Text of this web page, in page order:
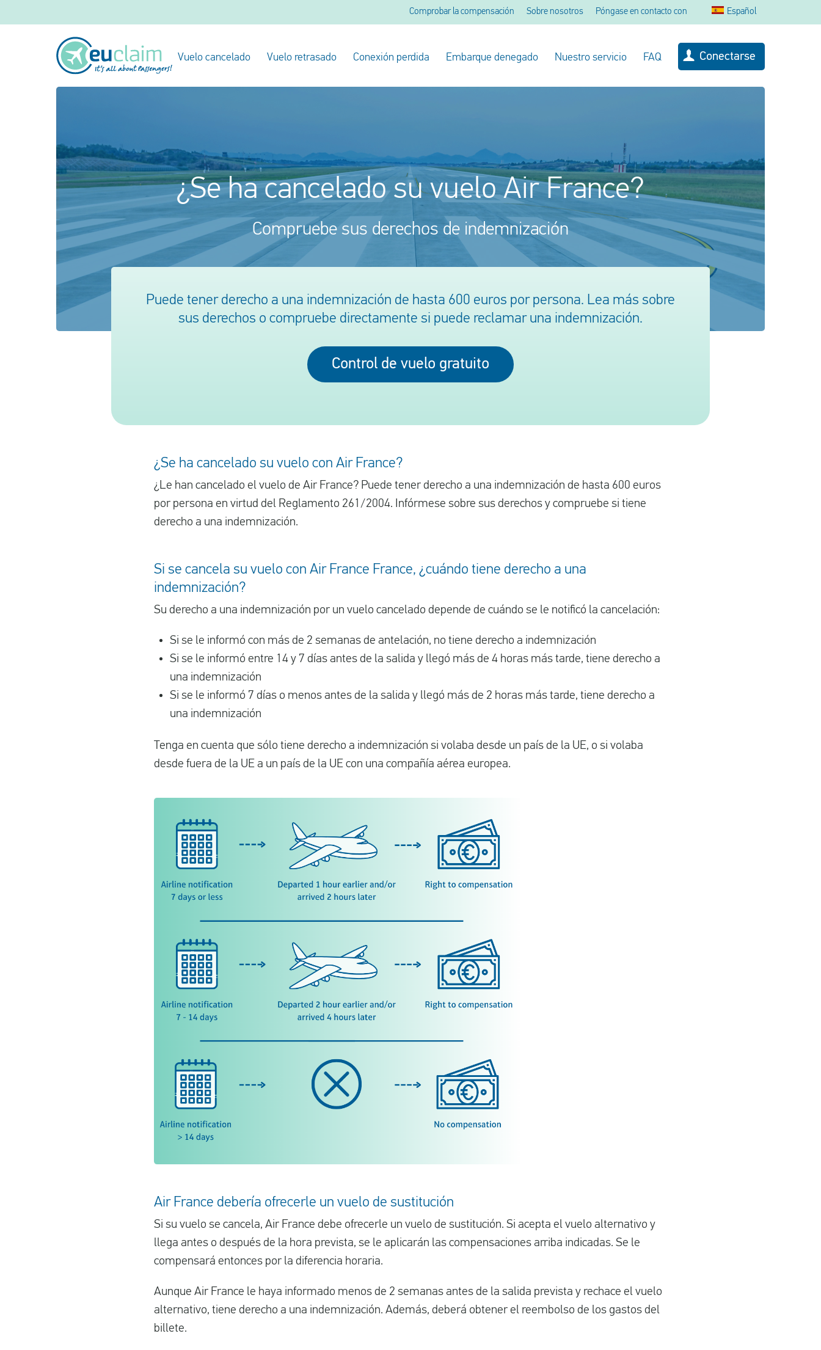
Comprobar la compensación Sobre nosotros Póngase en contacto con Español
Vuelo cancelado Vuelo retrasado Conexión perdida Embarque denegado Nuestro servicio FAQ Conectarse
¿Se ha cancelado su vuelo Air France?
Compruebe sus derechos de indemnización
Puede tener derecho a una indemnización de hasta 600 euros por persona. Lea más sobre
sus derechos o compruebe directamente si puede reclamar una indemnización.
Control de vuelo gratuito
¿Se ha cancelado su vuelo con Air France?
¿Le han cancelado el vuelo de Air France? Puede tener derecho a una indemnización de hasta 600 euros
por persona en virtud del Reglamento 261/2004. Infórmese sobre sus derechos y compruebe si tiene
derecho a una indemnización.
Si se cancela su vuelo con Air France France, ¿cuándo tiene derecho a una
indemnización?
Su derecho a una indemnización por un vuelo cancelado depende de cuándo se le notificó la cancelación:
Si se le informó con más de 2 semanas de antelación, no tiene derecho a indemnización
Si se le informó entre 14 y 7 días antes de la salida y llegó más de 4 horas más tarde, tiene derecho a
una indemnización
Si se le informó 7 días o menos antes de la salida y llegó más de 2 horas más tarde, tiene derecho a
una indemnización
Tenga en cuenta que sólo tiene derecho a indemnización si volaba desde un país de la UE, o si volaba
desde fuera de la UE a un país de la UE con una compañía aérea europea.
Air France debería ofrecerle un vuelo de sustitución
Si su vuelo se cancela, Air France debe ofrecerle un vuelo de sustitución. Si acepta el vuelo alternativo y
llega antes o después de la hora prevista, se le aplicarán las compensaciones arriba indicadas. Se le
compensará entonces por la diferencia horaria.
Aunque Air France le haya informado menos de 2 semanas antes de la salida prevista y rechace el vuelo
alternativo, tiene derecho a una indemnización. Además, deberá obtener el reembolso de los gastos del
billete.